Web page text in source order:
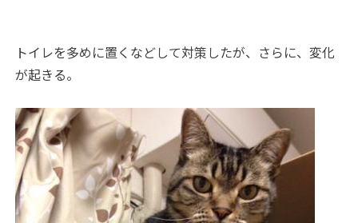
トイレを多めに置くなどして対策したが、さらに、変化
が起きる。